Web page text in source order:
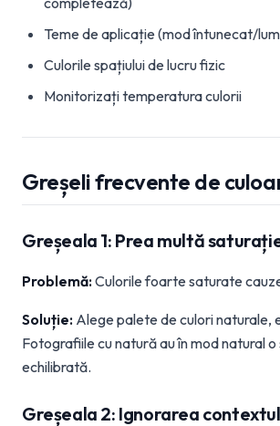
Teme de aplicație (mod întunecat/
Culorile spațiului de lucru fizic
Monitorizați temperatura culorii
Greșeli frecvente de
Greșeala 1: Prea multă
Problemă:Culorile foarte saturate
Soluție: Alege palete de culori naturale,
Fotografiile cu natură au în mod natural
echilibrată.
Greșeala 2: Ignorarea